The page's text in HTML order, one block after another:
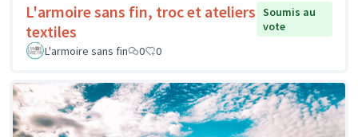
L'armoire sans fin, troc et ateliers
textiles
Soumis au
vote
L'armoire sans fin
0 0